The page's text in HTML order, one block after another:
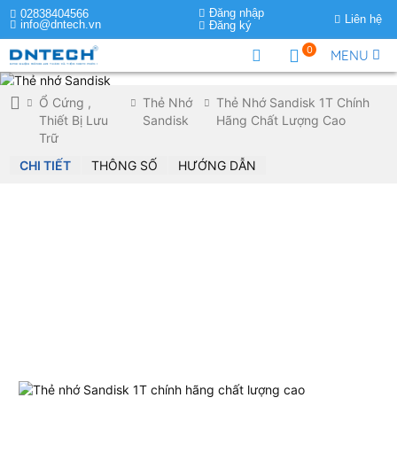
02838404566
info@dntech.vn
Đăng nhập
Đăng ký
Liên hệ
MENU
0
Ổ Cứng ,
Thiết Bị Lưu
Trữ
Thẻ Nhớ
Sandisk
Thẻ Nhớ Sandisk 1T Chính
Hãng Chất Lượng Cao
CHI TIẾT THÔNG SỐ HƯỚNG DẪN